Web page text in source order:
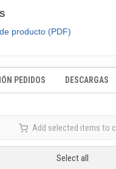
producto (PDF)
PEDIDOS DESCARGAS
Add selected items to
Select all